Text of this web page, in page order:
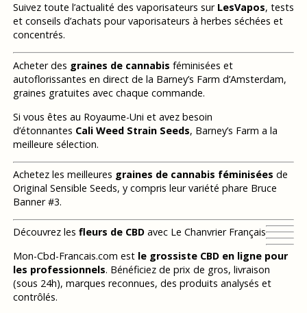
Suivez toute l’actualité des vaporisateurs sur LesVapos, tests
et conseils d’achats pour vaporisateurs à herbes séchées et
concentrés.
Acheter des graines de cannabis féminisées et
autoflorissantes en direct de la Barney’s Farm d’Amsterdam,
graines gratuites avec chaque commande.
Si vous êtes au Royaume-Uni et avez besoin
d’étonnantes Cali Weed Strain Seeds, Barney’s Farm a la
meilleure sélection.
Achetez les meilleures graines de cannabis féminisées de
Original Sensible Seeds, y compris leur variété phare Bruce
Banner #3.
Découvrez les fleurs de CBDavec Le Chanvrier Français
Mon-Cbd-Francais.com est le grossiste CBD en ligne pour
les professionnels. Bénéficiez de prix de gros, livraison
(sous 24h), marques reconnues, des produits analysés et
contrôlés.